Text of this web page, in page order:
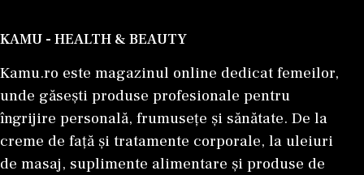
KAMU - HEALTH & BEAUTY
Kamu.ro este magazinul online dedicat femeilor,
unde găsești produse profesionale pentru
îngrijire personală, frumusețe și sănătate. De la
creme de față și tratamente corporale, la uleiuri
de masaj, suplimente alimentare și produse de